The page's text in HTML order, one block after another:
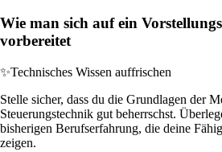
Wie man sich auf ein
vorbereitet
✨Technisches Wissen auffrischen
Stelle sicher, dass du die Grundlagen der
Steuerungstechnik gut beherrschst.
bisherigen Berufserfahrung, die deine
zeigen.